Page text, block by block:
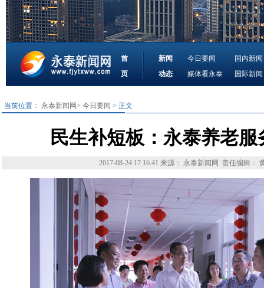
首
页
新闻
动态
今日要闻
媒体看永泰
国内新闻
国际新闻
当前位置： 永泰新闻网>今日要闻 > 正文
民生补短板：永泰养老服
2017-08-24 17:16:41 来源： 永泰新闻网 责任编辑：